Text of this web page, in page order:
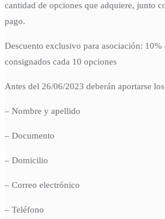
cantidad de opciones que adquiere, junto
pago.
Descuento exclusivo para asociación: 10%
consignados cada 10 opciones
Antes del 26/06/2023 deberán aportarse
– Nombre y apellido
– Documento
– Domicilio
– Correo electrónico
– Teléfono